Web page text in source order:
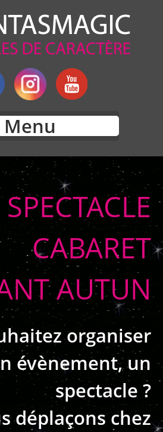
Menu
SPECTACLE
CABARET
AUTUN
organiser
évènement, un
spectacle ?
déplaçons chez